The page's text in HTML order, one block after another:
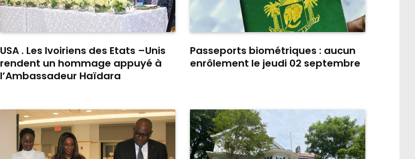
USA . Les Ivoiriens des Etats –Unis
rendent un hommage appuyé à
l’Ambassadeur Haïdara
Passeports biométriques : aucun
enrôlement le jeudi 02 septembre